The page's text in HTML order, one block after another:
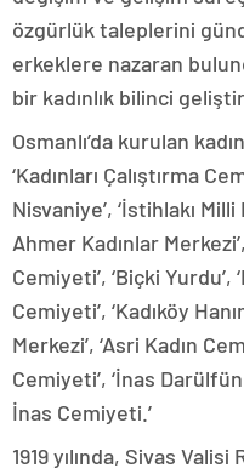
özgürlük taleplerini
erkeklere nazaran
bir kadınlık bilinci
Osmanlı’da kurulan
‘Kadınları Çalıştırma
Nisvaniye’, ‘İstihlakı
Ahmer Kadınlar
Cemiyeti’, ‘Biçki
Cemiyeti’, ‘Kadıköy
Merkezi’, ‘Asri Kadın
Cemiyeti’, ‘İnas
İnas Cemiyeti.’
1919 yılında, Sivas